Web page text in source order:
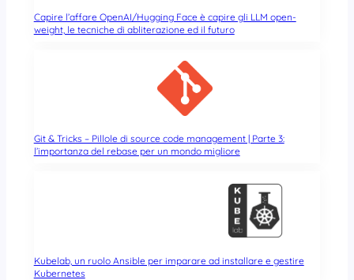
Capire l’affare OpenAI/Hugging Face è capire gli LLM open-
weight, le tecniche di abliterazione ed il futuro
Git & Tricks – Pillole di source code management | Parte 3:
l’importanza del rebase per un mondo migliore
Kubelab, un ruolo Ansible per imparare ad installare e gestire
Kubernetes